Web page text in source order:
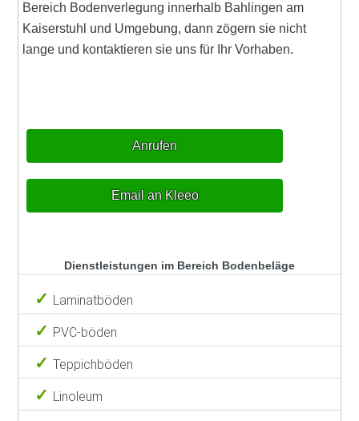
Bereich Bodenverlegung innerhalb Bahlingen am
Kaiserstuhl und Umgebung, dann zögern sie nicht
lange und kontaktieren sie uns für Ihr Vorhaben.
Anrufen
Email an Kleeo
Dienstleistungen im Bereich Bodenbeläge
Laminatböden
PVC-böden
Teppichböden
Linoleum